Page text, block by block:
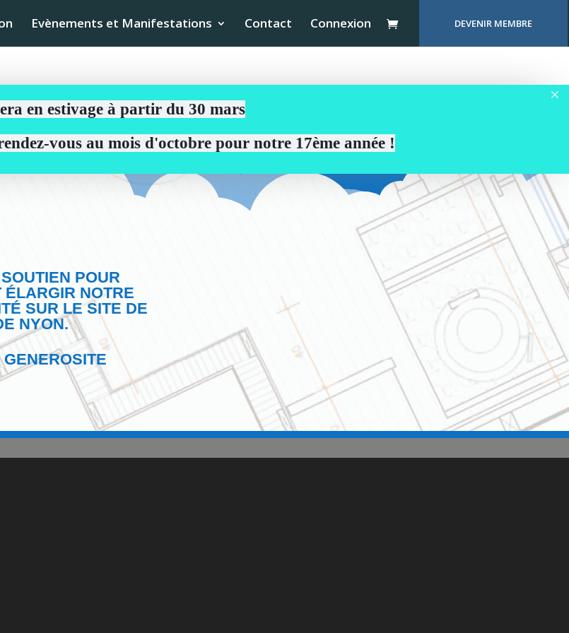
en estivage à partir du 30 mars
vous au mois d'octobre pour notre 17ème année !
DEVENIR MEMBRE
Evènements et Manifestations Contact Connexion
POUR
NOTRE
SUR LE SITE DE
NYON.
GENEROSITE